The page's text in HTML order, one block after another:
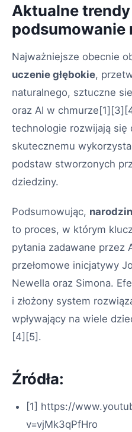
Aktualne
podsumowanie
Najważniejsze obecnie
uczenie głębokie,
naturalnego, sztuczne
oraz AI w
technologie rozwijają się
skutecznemu
podstaw stworzonych
dziedziny.
Podsumowując,
to proces, w którym
pytania zadawane przez
przełomowe inicjatywy
Newella oraz Simona.
i złożony system
wpływający na wiele
[4][5].
Źródła:
[1] https://
v=vjMk3qPfHro